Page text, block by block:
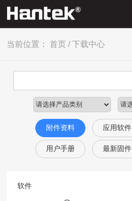
当前位置： 首页 /下载中心
附件资料 应用软件
用户手册 最新固件
软件